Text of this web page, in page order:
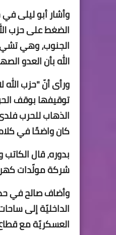
وأشار أبو ليلى
الضغط على حزب
الجنوب، وهي
الله بأن العدو
ورأى أنّ "حزب
توقيفها بوقف
الذهاب للحرب
كان واضحًا في كلام
بدوره، قال
شركة مولّدات
وأضاف صالح في
الداخليّة إلى
العسكريّة مع